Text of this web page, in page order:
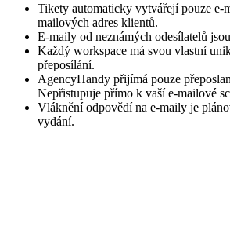
Tikety automaticky vytvářejí pouze e-
mailových adres klientů.
E-maily od neznámých odesílatelů
Každý workspace má svou vlastní
přeposílání.
AgencyHandy přijímá pouze
Nepřistupuje přímo k vaší e-mailové
Vláknění odpovědí na e-maily je
vydání.